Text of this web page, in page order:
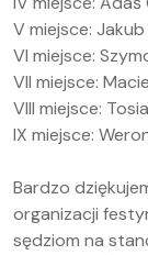
V miejsce: Jakub
VI miejsce:
VII miejsce:
VIII miejsce:
IX miejsce:
Bardzo
organizacji
sędziom na